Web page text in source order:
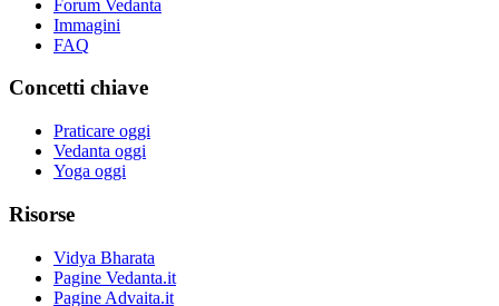
Forum Vedanta
Immagini
FAQ
Concetti chiave
Praticare oggi
Vedanta oggi
Yoga oggi
Risorse
Vidya Bharata
Pagine Vedanta.it
Pagine Advaita.it